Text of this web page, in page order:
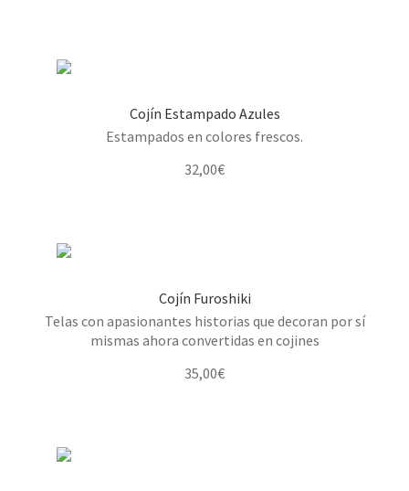
Cojín Estampado Azules
Estampados en colores frescos.
32,00€
Cojín Furoshiki
Telas con apasionantes historias que decoran por sí
mismas ahora convertidas en cojines
35,00€